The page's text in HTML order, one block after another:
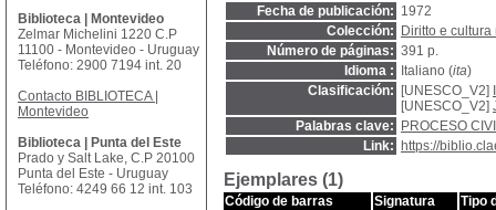
Fecha de publicación: 1972
Colección:
Diritto e
Número de páginas: 391 p.
Idioma :
Italiano (ita)
Clasificación:
[UNESCO_V2]
[UNESCO_V2]
Palabras clave:
PROCESO
Link:
https://
Ejemplares (1)
Código de barras Signatura
Tipo
Biblioteca | Montevideo
Zelmar Michelini 1220 C.P
11100 - Montevideo - Uruguay
Teléfono: 2900 7194 int. 20
Contacto BIBLIOTECA |
Montevideo
Biblioteca | Punta del Este
Prado y Salt Lake, C.P 20100
Punta del Este - Uruguay
Teléfono: 4249 66 12 int. 103